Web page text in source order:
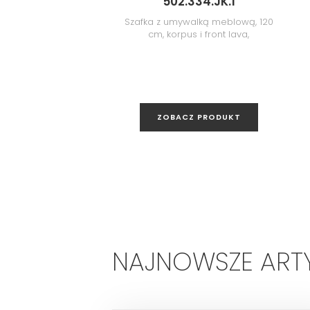
Szafka z umywalką meblową, 120
cm, korpus i front lava,
ZOBACZ PRODUKT
NAJNOWSZE